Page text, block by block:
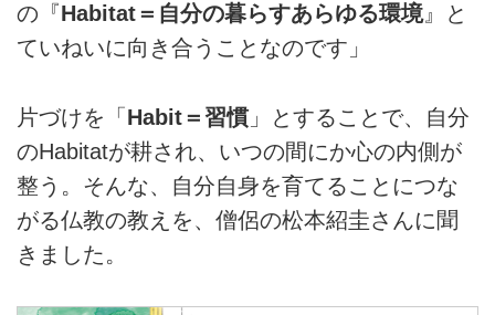
の『Habitat＝自分の暮らすあらゆる環境』と
ていねいに向き合うことなのです」
片づけを「 Habit＝習慣」とすることで、自分
のHabitatが耕され、いつの間にか心の内側が
整う。そんな、自分自身を育てることにつな
がる仏教の教えを、僧侶の松本紹圭さんに聞
きました。